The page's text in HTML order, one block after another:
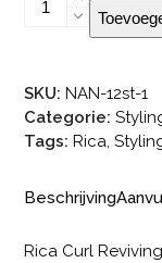
aantal
SKU: NAN-12st-1
Categorie:
Tags: Rica ,
Beschrijving
Rica Curl